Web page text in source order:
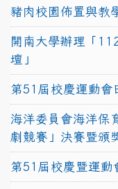
豬肉校園佈置與教
開南大學辦理「
壇」
第51屆校慶運動會
海洋委員會海洋保
劇競賽」決賽暨頒
第51屆校慶暨運動